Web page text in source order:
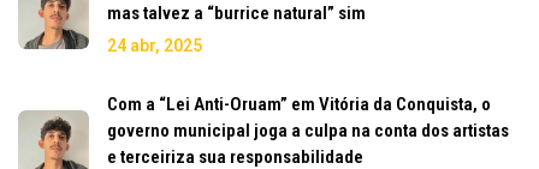
mas talvez a “burrice natural” sim
24 abr, 2025
Com a “Lei Anti-Oruam” em Vitória da Conquista, o
governo municipal joga a culpa na conta dos artistas
e terceiriza sua responsabilidade